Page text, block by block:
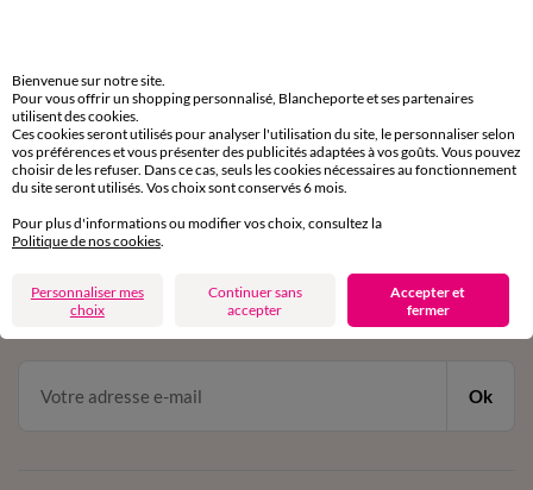
Service clients
par chat et par téléphone
de 8h00 à 20h00 du lundi au samedi
en vous inscrivant à la newsletter
dès 20€ d’achat
conditions dans votre email de confirmation
Ok
Bienvenue sur notre site.
Pour vous offrir un shopping personnalisé, Blancheporte et ses partenaires
utilisent des cookies.
Ces cookies seront utilisés pour analyser l'utilisation du site, le personnaliser selon
vos préférences et vous présenter des publicités adaptées à vos goûts. Vous pouvez
choisir de les refuser. Dans ce cas, seuls les cookies nécessaires au fonctionnement
du site seront utilisés. Vos choix sont conservés 6 mois.
Pour plus d'informations ou modifier vos choix, consultez la
Politique de nos cookies.
Personnaliser mes
choix
Continuer sans
accepter
Accepter et
fermer